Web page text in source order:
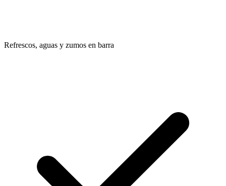
Refrescos, aguas y zumos en barra